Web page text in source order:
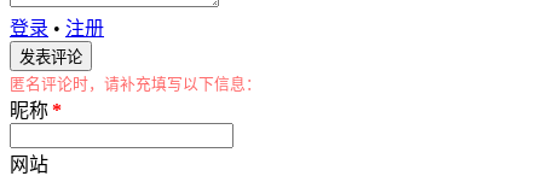
登录 • 注册
匿名评论时，请补充填写以下信息：
昵称*
网站